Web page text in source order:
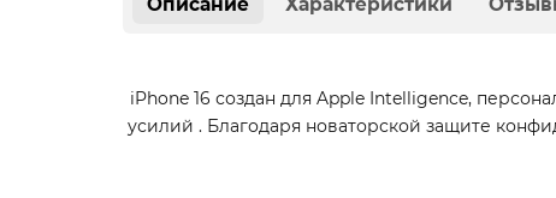
iPhone 16 создан для Apple Intelligence,
усилий . Благодаря новаторской защите